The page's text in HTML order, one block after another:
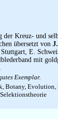
der Kreuz- und
übersetzt von
E.
mit
Exemplar.
Botany, Evolution,